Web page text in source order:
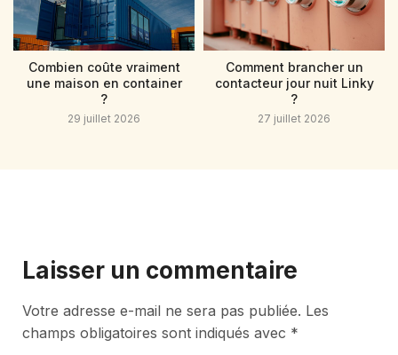
Combien coûte vraiment
une maison en container
?
29 juillet 2026
Comment brancher un
contacteur jour nuit Linky
?
27 juillet 2026
Laisser un commentaire
Votre adresse e-mail ne sera pas publiée. Les
champs obligatoires sont indiqués avec *